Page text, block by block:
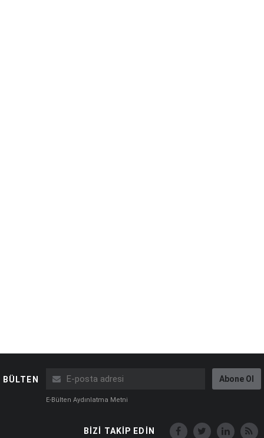
BÜLTEN Abone Ol
E-Bülten Aydınlatma Metni
BİZİ TAKİP EDİN